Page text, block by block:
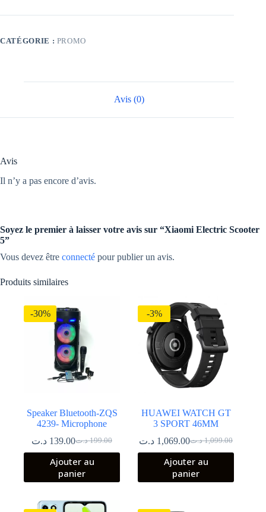
Scooter
CATÉGORIE : PROMO
Avis (0)
Avis
Il n’y a pas encore d’avis.
Soyez le premier à laisser votre avis sur “Xiaomi Electric Scooter
5”
Vous devez être connecté pour publier un avis.
Produits similaires
-30%
Speaker Bluetooth-ZQS
4239- Microphone
199.00 د.تLe
prix
initial
était :
139.00 د.ت
Le
prix
actuel
est :
Ajouter au
panier
-3%
HUAWEI WATCH GT
3 SPORT 46MM
1,099.00 د.تLe
prix
initial
était :
1,069.00 د.ت
Le
prix
actuel
est :
Ajouter au
panier